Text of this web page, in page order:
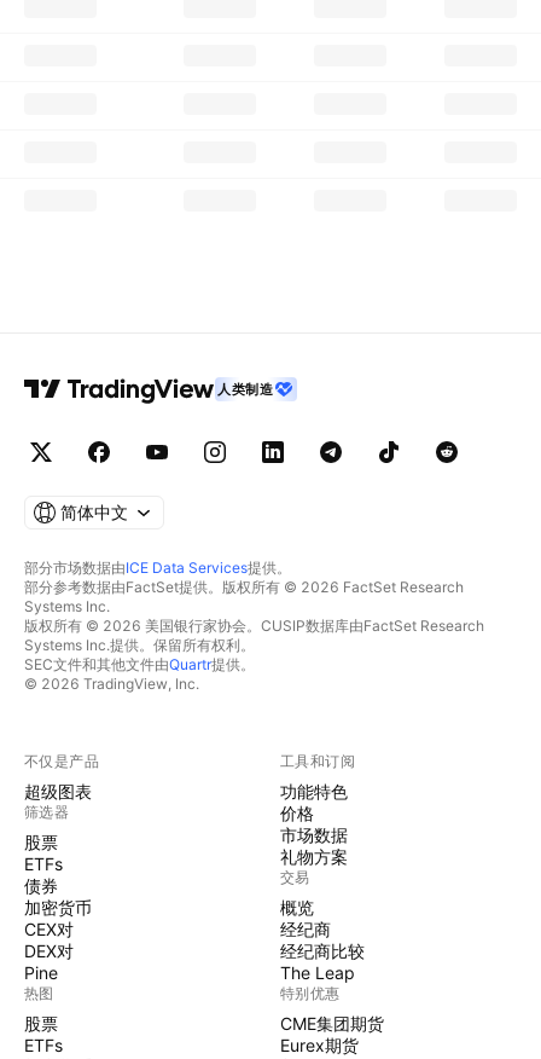
人类制造
简体中文
部分市场数据由ICE Data Services提供。
部分参考数据由FactSet提供。版权所有 © 2026 FactSet Research
Systems Inc.
版权所有 © 2026 美国银行家协会。CUSIP数据库由FactSet Research
Systems Inc.提供。保留所有权利。
SEC文件和其他文件由Quartr提供。
© 2026 TradingView, Inc.
不仅是产品
超级图表
筛选器
股票
ETFs
债券
加密货币
CEX对
DEX对
Pine
热图
股票
ETFs
工具和订阅
功能特色
价格
市场数据
礼物方案
交易
概览
经纪商
经纪商比较
The Leap
特别优惠
CME集团期货
Eurex期货